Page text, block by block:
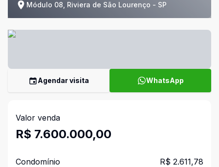
Módulo 08, Riviera de São Lourenço - SP
Agendar visita WhatsApp
Valor venda
R$ 7.600.000,00
Condomínio R$ 2.611,78